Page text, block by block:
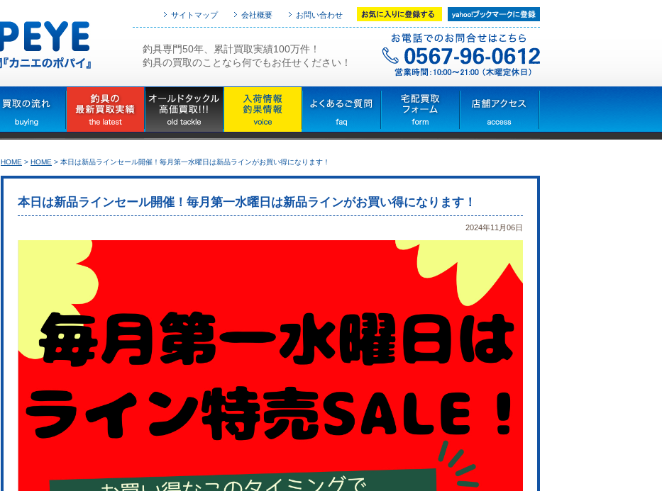
サイトマップ 会社概要 お問い合わせ
釣具専門50年、累計買取実績100万件！
釣具の買取のことなら何でもお任せください！
HOME > HOME > 本日は新品ラインセール開催！毎月第一水曜日は新品ラインがお買い得になります！
本日は新品ラインセール開催！毎月第一水曜日は新品ラインがお買い得になります！
2024年11月06日